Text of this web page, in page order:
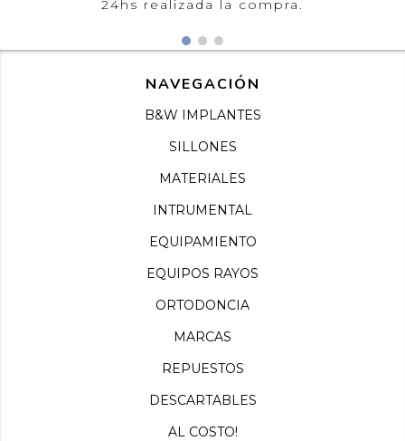
24hs realizada la compra.
NAVEGACIÓN
B&W IMPLANTES
SILLONES
MATERIALES
INTRUMENTAL
EQUIPAMIENTO
EQUIPOS RAYOS
ORTODONCIA
MARCAS
REPUESTOS
DESCARTABLES
AL COSTO!